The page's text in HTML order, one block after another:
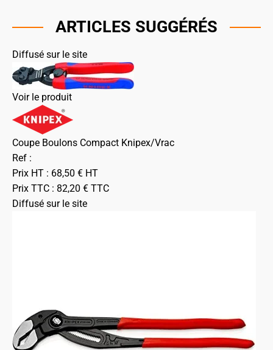
ARTICLES SUGGÉRÉS
Diffusé sur le site
Voir le produit
Coupe Boulons Compact Knipex/Vrac
Ref :
Prix HT : 68,50 € HT
Prix TTC : 82,20 € TTC
Diffusé sur le site